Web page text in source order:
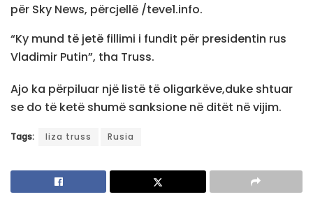
për Sky News, përcjellë /teve1.info.
“Ky mund të jetë fillimi i fundit për presidentin rus
Vladimir Putin”, tha Truss.
Ajo ka përpiluar një listë të oligarkëve,duke shtuar
se do të ketë shumë sanksione në ditët në vijim.
Tags: liza truss Rusia